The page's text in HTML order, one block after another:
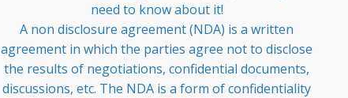
need to know about it!
A non disclosure agreement (NDA) is a written
agreement in which the parties agree not to disclose
the results of negotiations, confidential documents,
discussions, etc. The NDA is a form of confidentiality